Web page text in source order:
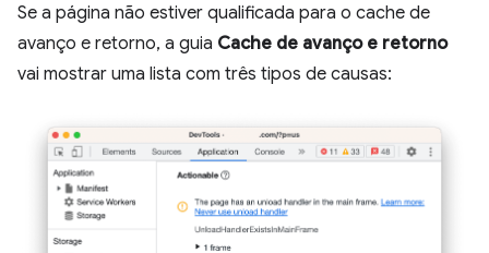
Se a página não estiver qualificada para o cache de
avanço e retorno, a guia Cache de avanço e retorno
vai mostrar uma lista com três tipos de causas: